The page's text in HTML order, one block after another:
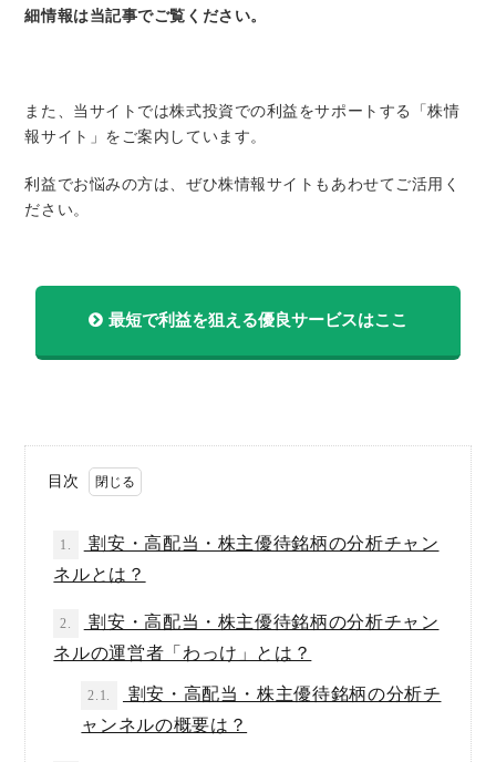
細情報は当記事でご覧ください。
また、当サイトでは株式投資での利益をサポートする「株情
報サイト」をご案内しています。
利益でお悩みの方は、ぜひ株情報サイトもあわせてご活用く
ださい。
最短で利益を狙える優良サービスはここ
目次
1.
割安・高配当・株主優待銘柄の分析チャン
ネルとは？
2.
割安・高配当・株主優待銘柄の分析チャン
ネルの運営者「わっけ」とは？
2.1.
割安・高配当・株主優待銘柄の分析チ
ャンネルの概要は？